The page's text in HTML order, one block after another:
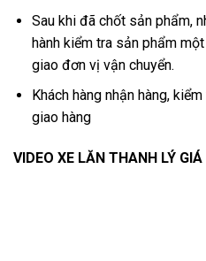
Sau khi đã chốt sản phẩm,
hành kiểm tra sản phẩm
giao đơn vị vận chuyển.
Khách hàng nhận hàng,
giao hàng
VIDEO XE LĂN THANH LÝ